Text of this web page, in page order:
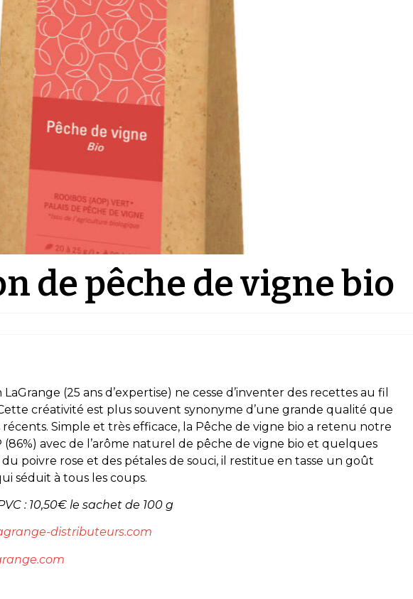
de pêche de vigne bio
(25 ans d’expertise) ne cesse d’inventer des recettes au fil
créativité est plus souvent synonyme d’une grande qualité que
récents. Simple et très efficace, la Pêche de vigne bio a retenu notre
(86%) avec de l’arôme naturel de pêche de vigne bio et quelques
poivre rose et des pétales de souci, il restitue en tasse un goût
séduit à tous les coups.
: 10,50€ le sachet de 100 g
distributeurs.com